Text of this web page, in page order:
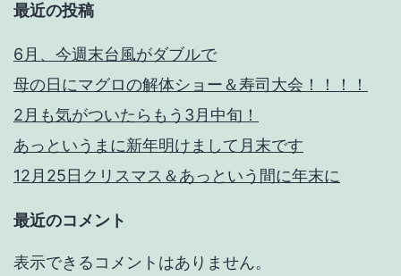
最近の投稿
6月、今週末台風がダブルで
母の日にマグロの解体ショー＆寿司大会！！！！
2月も気がついたらもう3月中旬！
あっというまに新年明けまして月末です
12月25日クリスマス＆あっという間に年末に
最近のコメント
表示できるコメントはありません。